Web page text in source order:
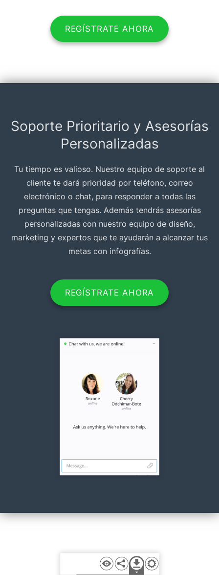
REGÍSTRATE AHORA
Soporte Prioritario y Asesorías
Personalizadas
Tu tiempo es valioso. Nuestro equipo de soporte al
cliente te dará prioridad por teléfono, correo
electrónico o chat, para responder a todas las
preguntas que tengas. Además tendrás asesorías
personalizadas con nuestro equipo de diseño,
marketing y expertos que te ayudarán a alcanzar tus
metas con infografías.
REGÍSTRATE AHORA